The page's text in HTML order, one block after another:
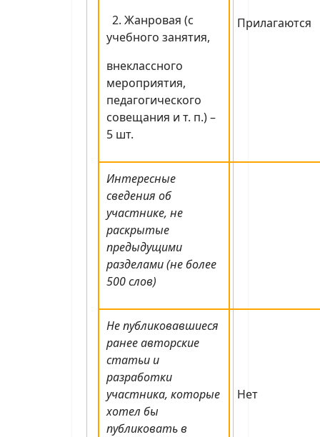
2. Жанровая (с
учебного занятия,
внеклассного
мероприятия,
педагогического
совещания и т. п.) –
5 шт.
Прилагаются
Интересные
сведения об
участнике, не
раскрытые
предыдущими
разделами (не более
500 слов)
Не публиковавшиеся
ранее авторские
статьи и
разработки
участника, которые
хотел бы
публиковать в
Нет